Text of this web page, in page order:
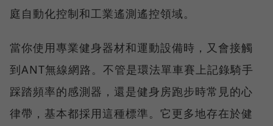
庭自動化控制和工業遙測遙控領域。
當你使用專業健身器材和運動設備時，又會接觸
到ANT無線網路。不管是環法單車賽上記錄騎手
踩踏頻率的感測器，還是健身房跑步時常見的心
律帶，基本都採用這種標準。它更多地存在於健